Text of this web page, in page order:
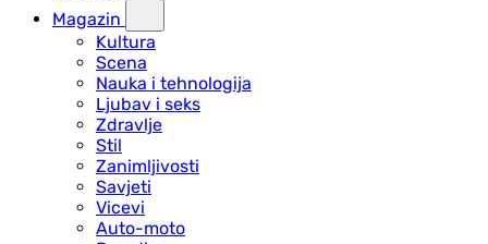
Magazin
Kultura
Scena
Nauka i tehnologija
Ljubav i seks
Zdravlje
Stil
Zanimljivosti
Savjeti
Vicevi
Auto-moto